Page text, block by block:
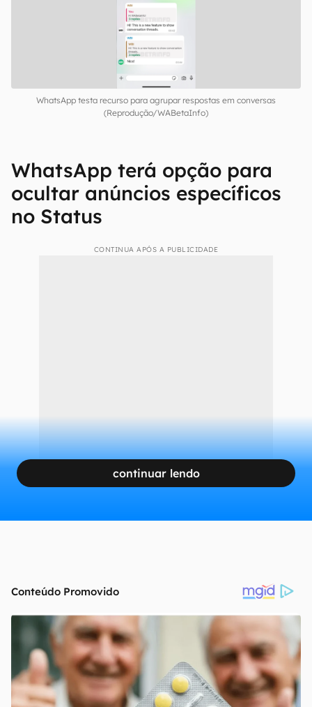
WhatsApp testa recurso para agrupar respostas em conversas
(Reprodução/WABetaInfo)
WhatsApp terá opção para
ocultar anúncios específicos
no Status
CONTINUA APÓS A PUBLICIDADE
continuar lendo